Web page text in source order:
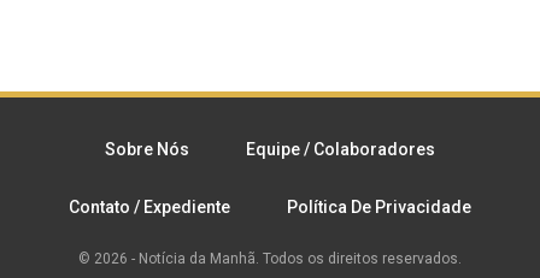
Sobre Nós Equipe / Colaboradores
Contato / Expediente Política De Privacidade
© 2026 - Notícia da Manhã. Todos os direitos reservados.